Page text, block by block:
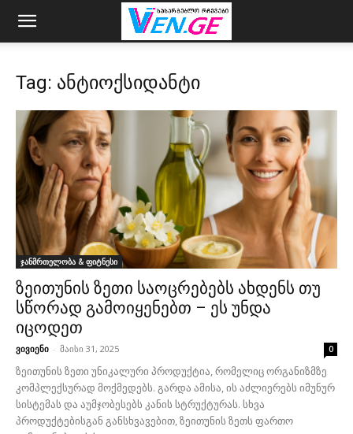
Tag: ანტიოქსიდანტი
ჯანმრთელობა & ფიტნესი
ზეითუნის ზეთი საოცრებებს ახდენს თუ
სწორად გამოიყენებთ – ეს უნდა
იცოდეთ
ვივიენი - მაისი 31, 2025 0
ზეითუნის ზეთი უნიკალური პროდუქტია, რომელიც ორგანიზმზე
კომპლექსურად მოქმედებს. გარდა ამისა, ის აძლიერებს იმუნურ
სისტემას და აუმჯობესებს კანის სტრუქტურას. სხვა
პროდუქტებისგან განსხვავებით, ზეითუნის ზეთს ფართო